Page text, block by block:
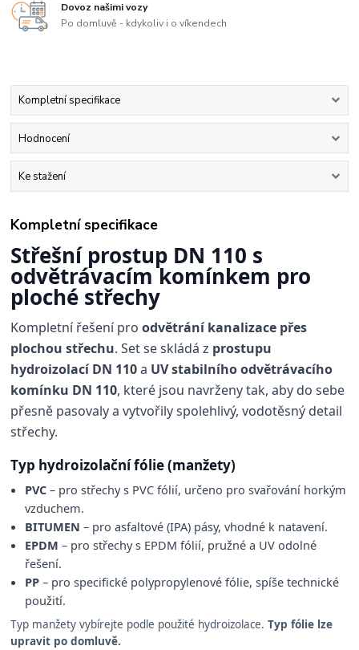
Dovoz našimi vozy
Po domluvě - kdykoliv i o víkendech
Kompletní specifikace
Hodnocení
Ke stažení
Kompletní specifikace
Střešní prostup DN 110 s
odvětrávacím komínkem pro
ploché střechy
Kompletní řešení proodvětrání kanalizace přes
plochou střechu. Set se skládá z prostupu
hydroizolací DN 110a UV stabilního odvětrávacího
komínku DN 110, které jsou navrženy tak, aby do sebe
přesně pasovaly a vytvořily spolehlivý, vodotěsný detail
střechy.
Typ hydroizolační fólie (manžety)
PVC – pro střechy s PVC fólií, určeno pro svařování horkým
vzduchem.
BITUMEN – pro asfaltové (IPA) pásy, vhodné k natavení.
EPDM – pro střechy s EPDM fólií, pružné a UV odolné
řešení.
PP – pro specifické polypropylenové fólie, spíše technické
použití.
Typ manžety vybírejte podle použité hydroizolace.Typ fólie lze
upravit po domluvě.